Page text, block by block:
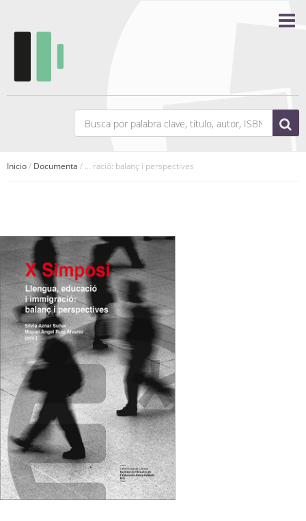
Inicio/ Documenta / ... ració: balanç i perspectives